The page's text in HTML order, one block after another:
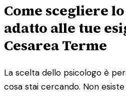
Come scegliere
adatto alle tue
Cesarea Terme
La scelta dello psicologo è
cosa stai cercando. Non